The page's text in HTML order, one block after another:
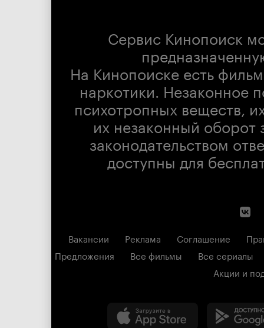
Сервис Кинопоиск
На Кинопоиске есть
наркотики. Незаконное
психотропных веществ,
их незаконный оборот
законодательством
доступны для
Вакансии Реклама Соглашение
Предложения
Все фильмы
Все сериалы
Акции и